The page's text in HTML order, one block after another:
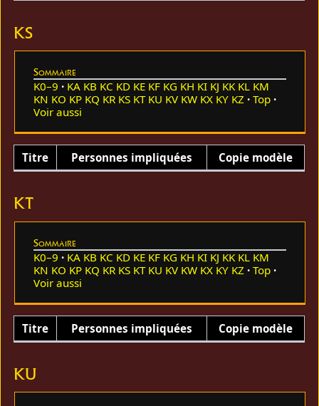
KS
Sommaire
K0–9 KA KB KC KD KE KF KG KH KI KJ KK KL KM
KN KO KP KQ KR KS KT KU KV KW KX KY KZ
Top
Voir aussi
Titre Personnes impliquées Copie modèle
KT
Sommaire
K0–9 KA KB KC KD KE KF KG KH KI KJ KK KL KM
KN KO KP KQ KR KS KT KU KV KW KX KY KZ
Top
Voir aussi
Titre Personnes impliquées Copie modèle
KU